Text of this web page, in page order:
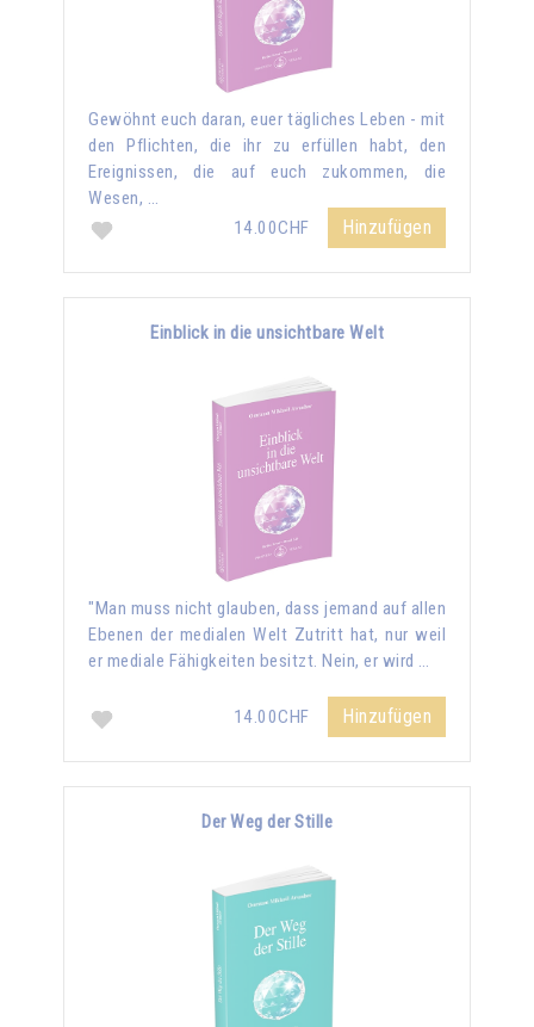
Gewöhnt euch daran, euer tägliches Leben - mit
den Pflichten, die ihr zu erfüllen habt, den
Ereignissen, die auf euch zukommen, die
Wesen, …
14.00CHF
Hinzufügen
Einblick in die unsichtbare Welt
"Man muss nicht glauben, dass jemand auf allen
Ebenen der medialen Welt Zutritt hat, nur weil
er mediale Fähigkeiten besitzt. Nein, er wird …
14.00CHF Hinzufügen
Der Weg der Stille